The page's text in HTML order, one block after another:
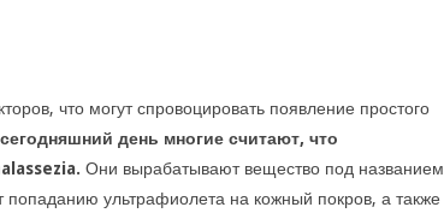
что могут спровоцировать появление простого
день многие считают, что
Они вырабатывают вещество под названием
попаданию ультрафиолета на кожный покров, а также